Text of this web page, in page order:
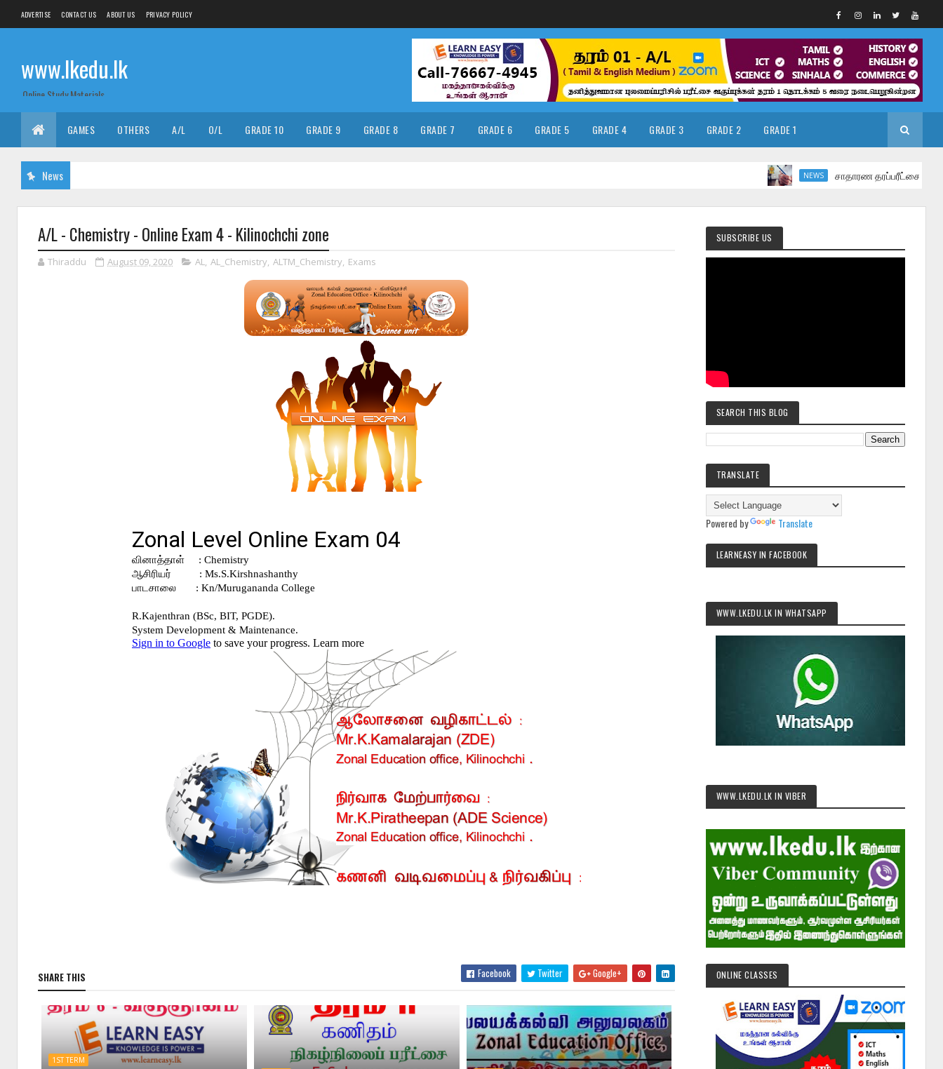
ADVERTISE CONTACT US ABOUT US PRIVACY POLICY
www.lkedu.lk
Online Study Materials
GAMES OTHERS A/L O/L GRADE 10 GRADE 9 GRADE 8 GRADE 7 GRADE 6 GRADE 5 GRADE 4 GRADE 3 GRADE 2 GRADE 1
News NEWS சாதாரண தரப்பரீட்சை மார்ச்
A/L - Chemistry - Online Exam 4 - Kilinochchi zone
Thiraddu August 09, 2020 AL, AL_Chemistry, ALTM_Chemistry, Exams
SHARE THIS Facebook Twitter Google+
1ST TERM
SUBSCRIBE US
SEARCH THIS BLOG
TRANSLATE
Powered by Translate
LEARNEASY IN FACEBOOK
WWW.LKEDU.LK IN WHATSAPP
WWW.LKEDU.LK IN VIBER
ONLINE CLASSES